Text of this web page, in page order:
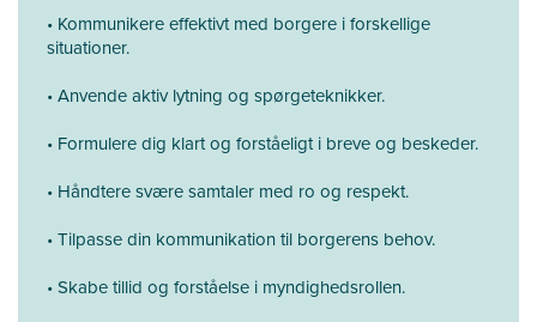
• Kommunikere effektivt med borgere i forskellige
situationer.
• Anvende aktiv lytning og spørgeteknikker.
• Formulere dig klart og forståeligt i breve og beskeder.
• Håndtere svære samtaler med ro og respekt.
• Tilpasse din kommunikation til borgerens behov.
• Skabe tillid og forståelse i myndighedsrollen.